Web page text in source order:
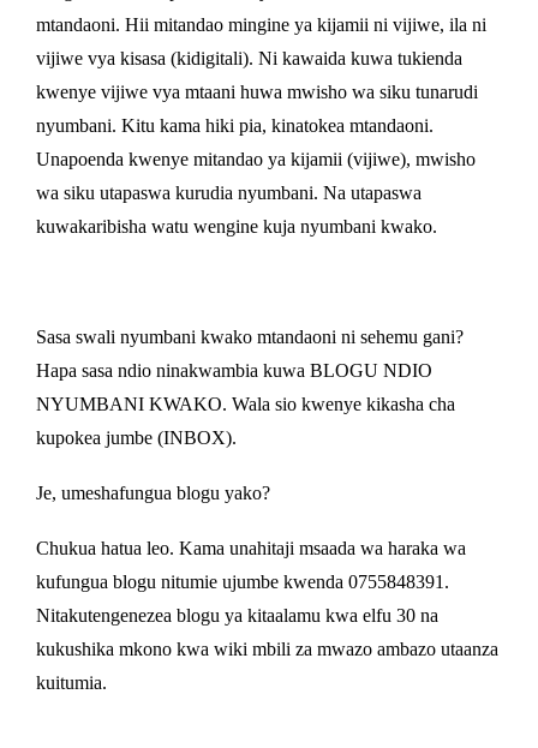
mtandaoni. Hii mitandao mingine ya kijamii ni vijiwe, ila ni
vijiwe vya kisasa (kidigitali). Ni kawaida kuwa tukienda
kwenye vijiwe vya mtaani huwa mwisho wa siku tunarudi
nyumbani. Kitu kama hiki pia, kinatokea mtandaoni.
Unapoenda kwenye mitandao ya kijamii (vijiwe), mwisho
wa siku utapaswa kurudia nyumbani. Na utapaswa
kuwakaribisha watu wengine kuja nyumbani kwako.
Sasa swali nyumbani kwako mtandaoni ni sehemu gani?
Hapa sasa ndio ninakwambia kuwa BLOGU NDIO
NYUMBANI KWAKO. Wala sio kwenye kikasha cha
kupokea jumbe (INBOX).
Je, umeshafungua blogu yako?
Chukua hatua leo. Kama unahitaji msaada wa haraka wa
kufungua blogu nitumie ujumbe kwenda 0755848391.
Nitakutengenezea blogu ya kitaalamu kwa elfu 30 na
kukushika mkono kwa wiki mbili za mwazo ambazo utaanza
kuitumia.